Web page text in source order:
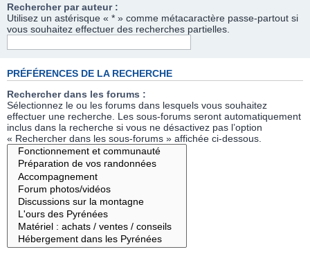
Rechercher par auteur :
Utilisez un astérisque « * » comme métacaractère passe-partout si
vous souhaitez effectuer des recherches partielles.
PRÉFÉRENCES DE LA RECHERCHE
Rechercher dans les forums :
Sélectionnez le ou les forums dans lesquels vous souhaitez
effectuer une recherche. Les sous-forums seront automatiquement
inclus dans la recherche si vous ne désactivez pas l’option
« Rechercher dans les sous-forums » affichée ci-dessous.